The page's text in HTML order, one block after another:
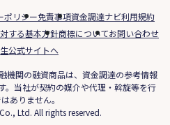
ポリシー免責事項資金調達ナビ利用規約
する基本方針商標についてお問い合わせ
公式サイトへ
機関の融資商品は、資金調達の参考情報
。当社が契約の媒介や代理・斡旋等を行
ありません。
Ltd. All rights reserved.